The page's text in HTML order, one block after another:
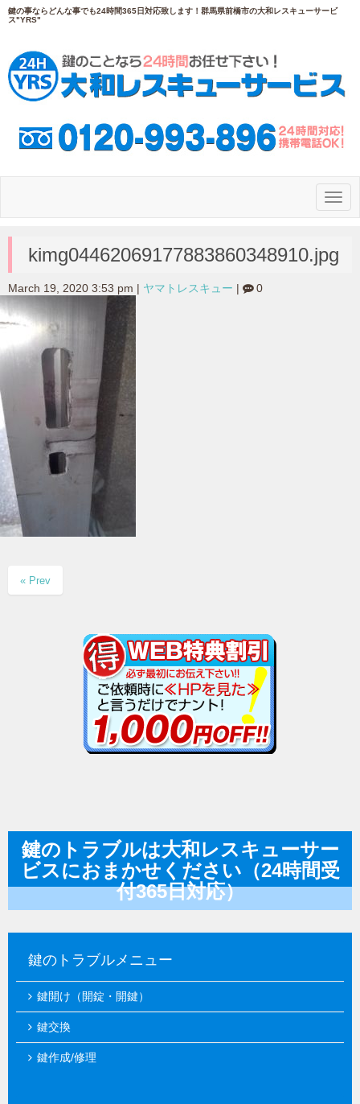
鍵の事ならどんな事でも24時間365日対応致します！群馬県前橋市の大和レスキューサービ
ス"YRS"
N
a
g
a
kimg04462069177883860348910.jpg
March 19, 2020 3:53 pm ヤマトレスキュー 0
« Prev
鍵のトラブルは大和レスキューサー
ビスにおまかせください（24時間受
付365日対応）
鍵のトラブルメニュー
鍵開け（開錠・開鍵）
鍵交換
鍵作成/修理